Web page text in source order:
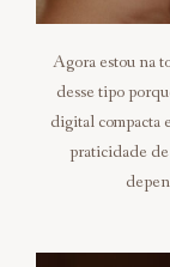
Agora estou na
desse tipo
digital compacta
praticidade